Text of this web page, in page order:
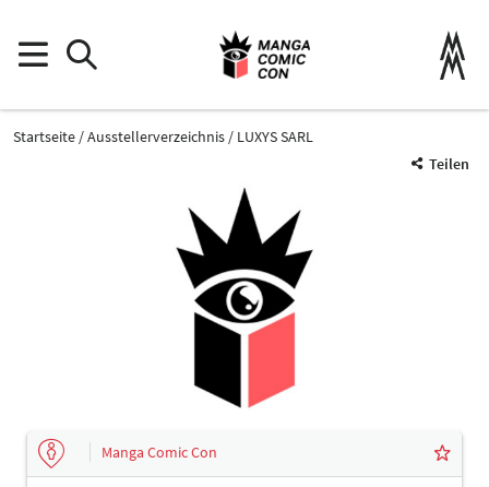
Startseite Ausstellerverzeichnis
LUXYS SARL
Teilen
Manga Comic Con